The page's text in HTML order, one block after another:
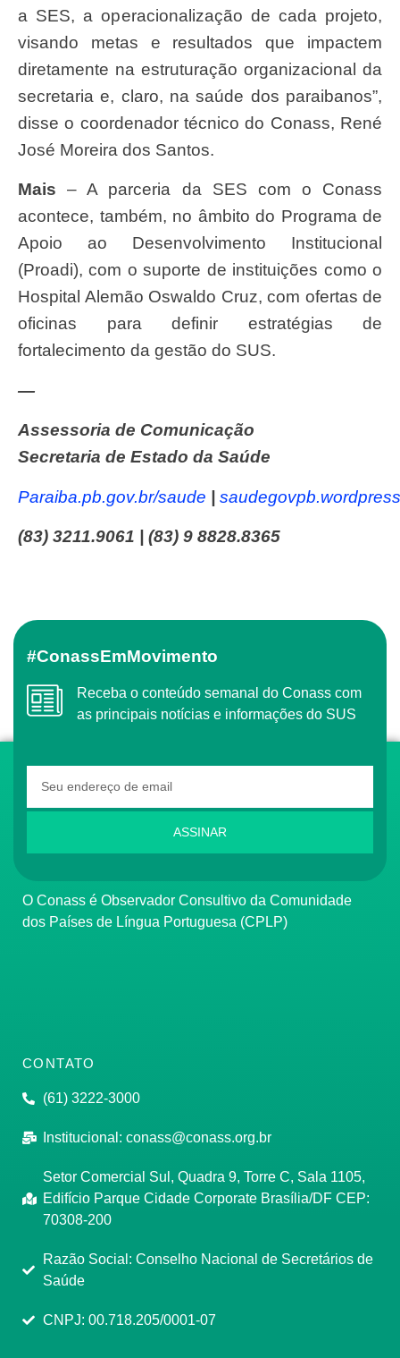
a SES, a operacionalização de cada projeto,
visando metas e resultados que impactem
diretamente na estruturação organizacional da
secretaria e, claro, na saúde dos paraibanos”,
disse o coordenador técnico do Conass, René
José Moreira dos Santos.
Mais – A parceria da SES com o Conass
acontece, também, no âmbito do Programa de
Apoio ao Desenvolvimento Institucional
(Proadi), com o suporte de instituições como o
Hospital Alemão Oswaldo Cruz, com ofertas de
oficinas para definir estratégias de
fortalecimento da gestão do SUS.
—
Assessoria de Comunicação
Secretaria de Estado da Saúde
paraiba.pb.gov.br/saude |
(83) 3211.9061 | (83) 9 8828.8365
#ConassEmMovimento
Receba o conteúdo semanal do Conass com
as principais notícias e informações do SUS
ASSINAR
O Conass é Observador Consultivo da Comunidade
dos Países de Língua Portuguesa (CPLP)
CONTATO
(61) 3222-3000
Institucional: conass@conass.org.br
Setor Comercial Sul, Quadra 9, Torre C, Sala 1105,
Edifício Parque Cidade Corporate Brasília/DF CEP:
70308-200
Razão Social: Conselho Nacional de Secretários de
Saúde
CNPJ: 00.718.205/0001-07